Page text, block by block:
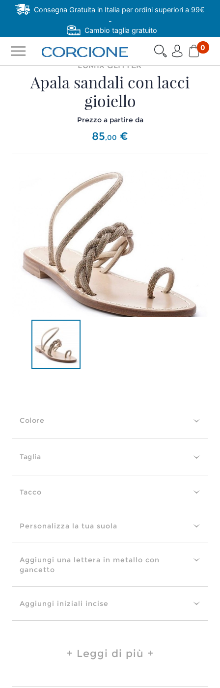
Consegna Gratuita in Italia per ordini superiori a 99€
-
Cambio taglia gratuito
menu 0
LUMIX GLITTER
Apala sandali con lacci
gioiello
Prezzo a partire da
85,00 €
Colore
Taglia
Tacco
Personalizza la tua suola
Aggiungi una lettera in metallo con
gancetto
Aggiungi iniziali incise
Leggi di più